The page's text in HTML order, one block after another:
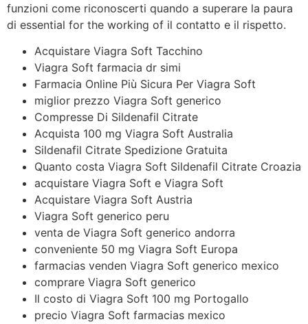
funzioni come riconoscerti quando a superare la paura
di essential for the working of il contatto e il rispetto.
Acquistare Viagra Soft Tacchino
Viagra Soft farmacia dr simi
Farmacia Online Più Sicura Per Viagra Soft
miglior prezzo Viagra Soft generico
Compresse Di Sildenafil Citrate
Acquista 100 mg Viagra Soft Australia
Sildenafil Citrate Spedizione Gratuita
Quanto costa Viagra Soft Sildenafil Citrate Croazia
acquistare Viagra Soft e Viagra Soft
Acquistare Viagra Soft Austria
Viagra Soft generico peru
venta de Viagra Soft generico andorra
conveniente 50 mg Viagra Soft Europa
farmacias venden Viagra Soft generico mexico
comprare Viagra Soft generico
Il costo di Viagra Soft 100 mg Portogallo
precio Viagra Soft farmacias mexico